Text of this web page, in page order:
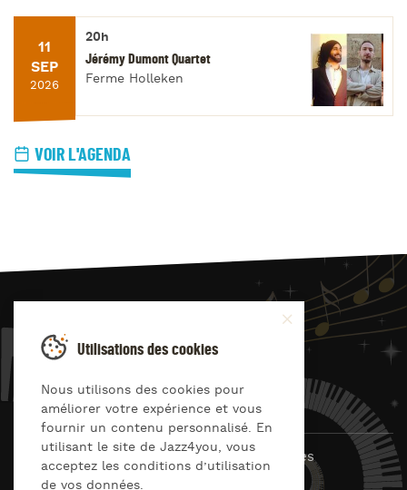
11
SEP
2026
20h
Jérémy Dumont Quartet
Ferme Holleken
VOIR L'AGENDA
JAZZ4
© Jazz4you 2019 – 2026 Tous droits réservés
Utilisations des cookies
Nous utilisons des cookies pour
améliorer votre expérience et vous
fournir un contenu personnalisé. En
utilisant le site de Jazz4you, vous
acceptez les conditions d’utilisation
de vos données.